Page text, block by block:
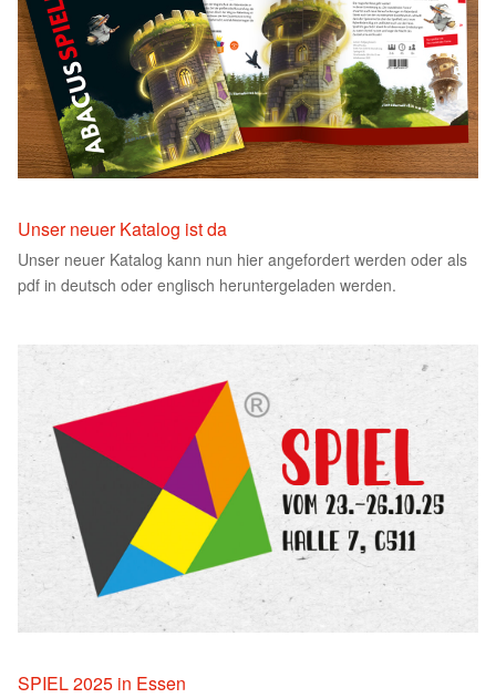
Unser neuer Katalog ist da
Unser neuer Katalog kann nun hier angefordert werden oder als
pdf in deutsch oder englisch heruntergeladen werden.
SPIEL 2025 in Essen